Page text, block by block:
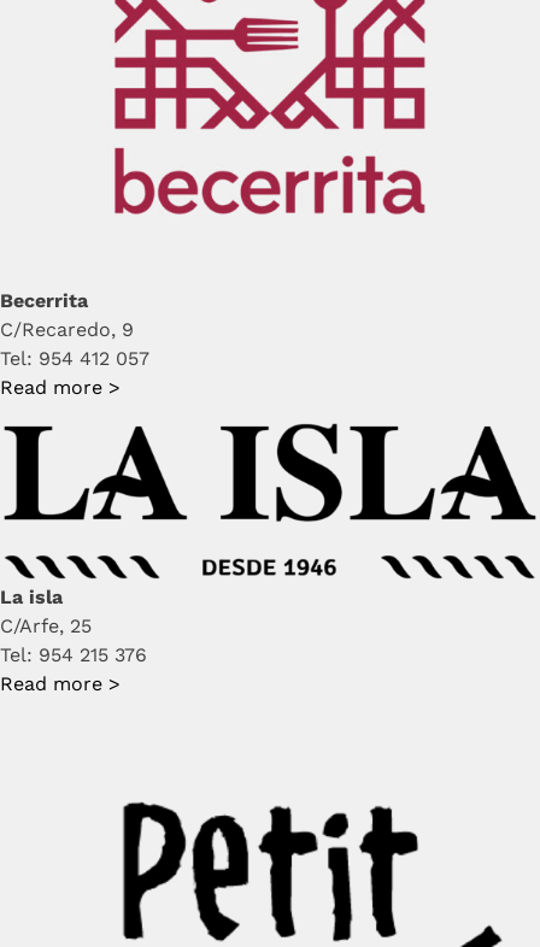
Becerrita
C/Recaredo, 9
Tel: 954 412 057
Read more >
La isla
C/Arfe, 25
Tel: 954 215 376
Read more >